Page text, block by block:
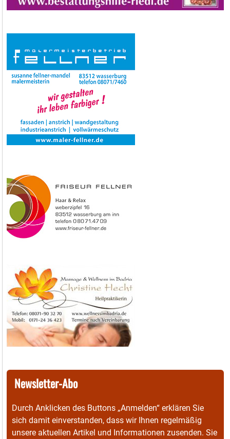
Newsletter-Abo
Durch Anklicken des Buttons „Anmelden“ erklären Sie
sich damit einverstanden, dass wir Ihnen regelmäßig
unsere aktuellen Artikel und Informationen zusenden. Sie